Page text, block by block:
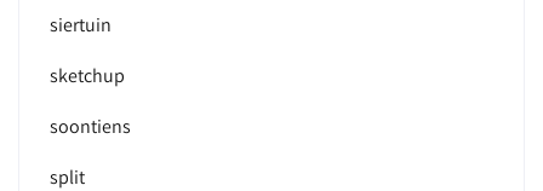
siertuin
sketchup
soontiens
split